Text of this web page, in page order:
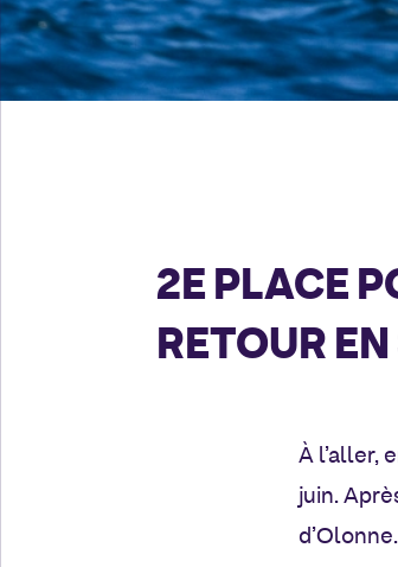
2E PLACE
RETOUR
À l’aller,
juin.
d’Olonne.